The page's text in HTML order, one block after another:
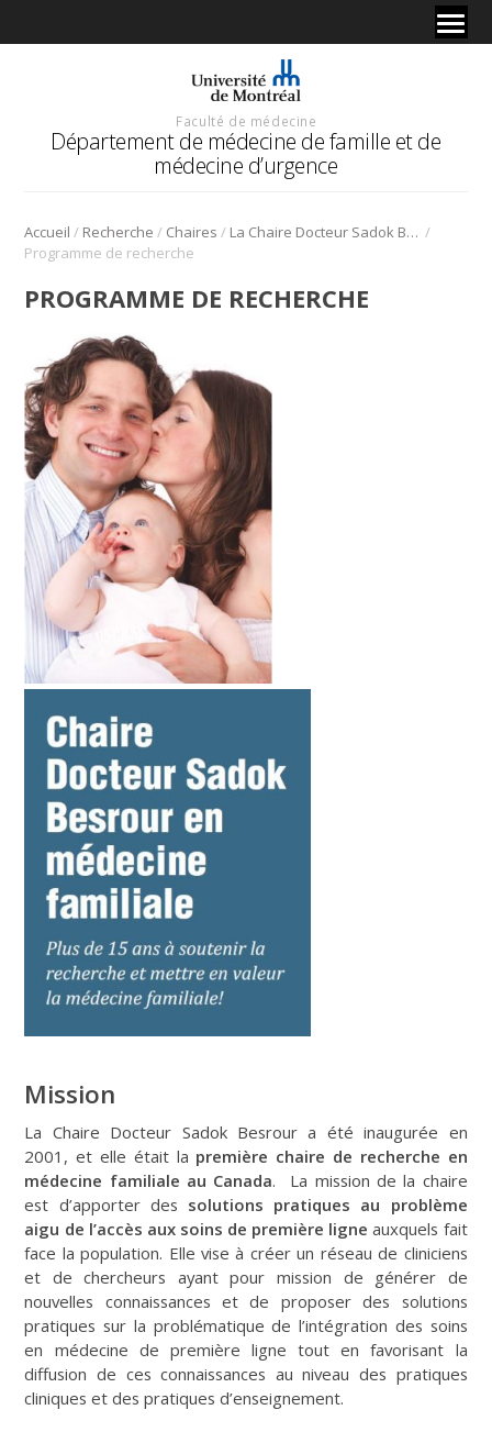
Faculté de médecine
Département de médecine de famille et de
médecine d’urgence
Accueil / Recherche / Chaires / La Chaire Docteur Sadok Besrour /
Programme de recherche
PROGRAMME DE RECHERCHE
Mission
La Chaire Docteur Sadok Besrour a été inaugurée en
2001, et elle était la première chaire de recherche en
médecine familiale au Canada. La mission de la chaire
est d’apporter des solutions pratiques au problème
aigu de l’accès aux soins de première ligne auxquels fait
face la population. Elle vise à créer un réseau de cliniciens
et de chercheurs ayant pour mission de générer de
nouvelles connaissances et de proposer des solutions
pratiques sur la problématique de l’intégration des soins
en médecine de première ligne tout en favorisant la
diffusion de ces connaissances au niveau des pratiques
cliniques et des pratiques d’enseignement.